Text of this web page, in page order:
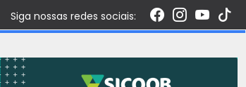
Siga nossas redes sociais: